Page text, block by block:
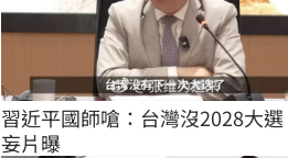
習近平國師嗆：台灣沒2028大
妄片曝